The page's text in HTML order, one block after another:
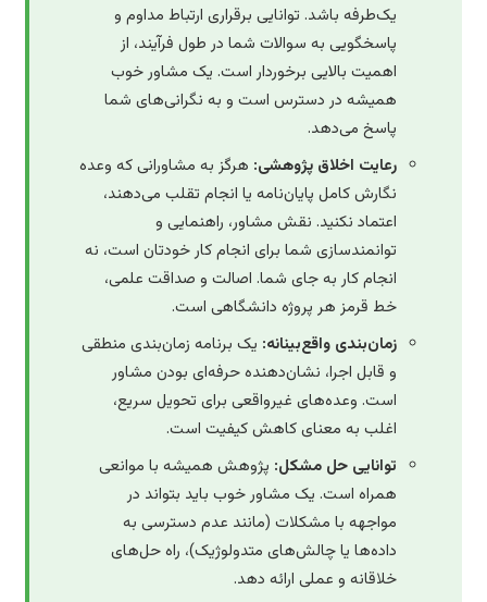
یک‌طرفه باشد. توانایی برقراری ارتباط مداوم و
پاسخگویی به سوالات شما در طول فرآیند، از
اهمیت بالایی برخوردار است. یک مشاور خوب
همیشه در دسترس است و به نگرانی‌های شما
پاسخ می‌دهد.
رعایت اخلاق پژوهشی:هرگز به مشاورانی که وعده
نگارش کامل پایان‌نامه یا انجام تقلب می‌دهند،
اعتماد نکنید. نقش مشاور، راهنمایی و
توانمندسازی شما برای انجام کار خودتان است، نه
انجام کار به جای شما. اصالت و صداقت علمی،
خط قرمز هر پروژه دانشگاهی است.
زمان‌بندی واقع‌بینانه:یک برنامه زمان‌بندی منطقی
و قابل اجرا، نشان‌دهنده حرفه‌ای بودن مشاور
است. وعده‌های غیرواقعی برای تحویل سریع،
اغلب به معنای کاهش کیفیت است.
توانایی حل مشکل:پژوهش همیشه با موانعی
همراه است. یک مشاور خوب باید بتواند در
مواجهه با مشکلات (مانند عدم دسترسی به
داده‌ها یا چالش‌های متدولوژیک)، راه حل‌های
خلاقانه و عملی ارائه دهد.